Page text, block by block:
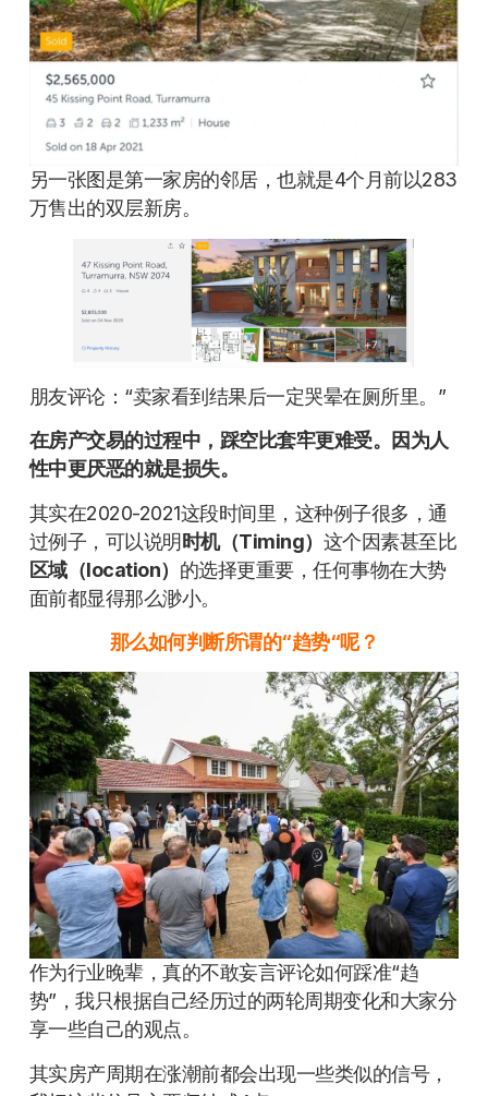
另一张图是第一家房的邻居，也就是4个月前以283
万售出的双层新房。
朋友评论：“卖家看到结果后一定哭晕在厕所里。”
在房产交易的过程中，踩空比套牢更难受。因为人
性中更厌恶的就是损失。
其实在2020-2021这段时间里，这种例子很多，通
过例子，可以说明时机（Timing） 这个因素甚至比
区域（location） 的选择更重要，任何事物在大势
面前都显得那么渺小。
那么如何判断所谓的“趋势“呢？
作为行业晚辈，真的不敢妄言评论如何踩准“趋
势”，我只根据自己经历过的两轮周期变化和大家分
享一些自己的观点。
其实房产周期在涨潮前都会出现一些类似的信号，